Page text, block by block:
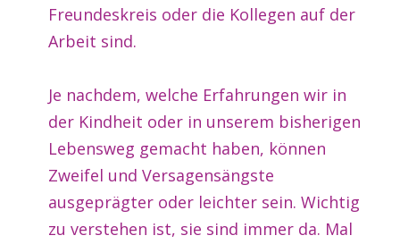
Freundeskreis oder die Kollegen auf der
Arbeit sind.
Je nachdem, welche Erfahrungen wir in
der Kindheit oder in unserem bisherigen
Lebensweg gemacht haben, können
Zweifel und Versagensängste
ausgeprägter oder leichter sein. Wichtig
zu verstehen ist, sie sind immer da. Mal